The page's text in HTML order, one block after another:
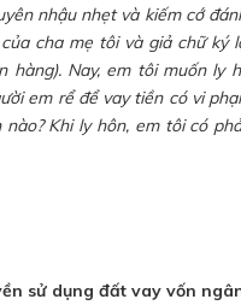
nhậu nhẹt và kiếm cớ
cha mẹ tôi và giả chữ ký
Nay, em tôi muốn ly
em rể để vay tiền có vi
Khi ly hôn, em tôi có
sử dụng đất vay vốn